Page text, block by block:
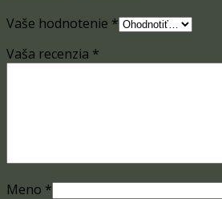
Vaše hodnotenie *
Vaša recenzia *
Meno *